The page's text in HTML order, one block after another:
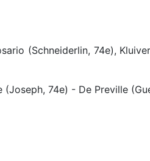
(Schneiderlin, 74e),
74e) - De Preville